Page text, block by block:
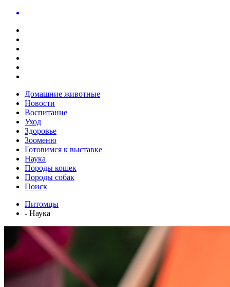
Домашние животные
Новости
Воспитание
Уход
Здоровье
Зооменю
Готовимся к выставке
Наука
Породы кошек
Породы собак
Поиск
Питомцы
- Наука